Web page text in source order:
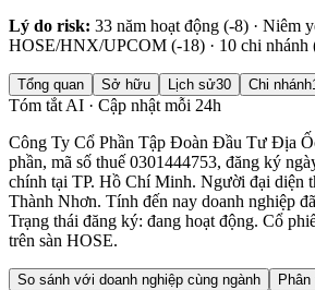
Lý do risk: 33 năm hoạt động (-8) · Niêm
HOSE/HNX/UPCOM (-18) · 10 chi nhánh
Tổng quan Sở hữu Lịch sử30 Chi nhánh
Tóm tắt AI · Cập nhật mỗi 24h
Công Ty Cổ Phần Tập Đoàn Đầu Tư Địa
phần, mã số thuế 0301444753, đăng ký
chính tại TP. Hồ Chí Minh. Người đại diện
Thành Nhơn. Tính đến nay doanh nghiệp
Trạng thái đăng ký: đang hoạt động. Cổ
trên sàn HOSE.
So sánh với doanh nghiệp cùng ngành